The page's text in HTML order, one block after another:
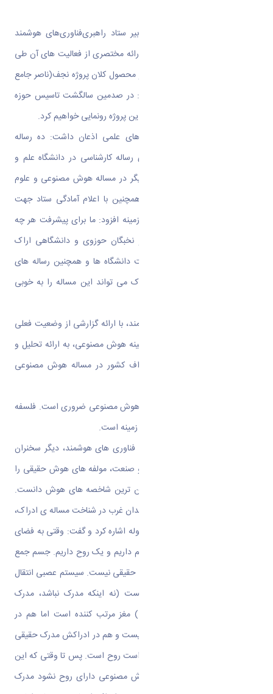
در ادامه دکتر محمدرضا قاسمی دبیر ستاد راهبری‌فناوری‌های هوشمند
حوزه های علمیه، با معرفی ستاد و ارائه مختصری از فعالیت های آن طی
سال های گذشته به اهداف ستاد در محصول کلان پروژه نجف(ناصر جامع
فقیه) اشاره نمود و خاطر نشان کرد: در صدمین سالگشت تاسیس حوزه
علمیه قم از محصولات جدیدتری از این پروژه رونمایی خواهیم کرد.
ایشان در خصوص تدوین رساله های علمی اذعان داشت: ده رساله
دکتری، سی رساله ارشد و تعدادی رساله کارشناسی در دانشگاه علم و
صنعت و بعضی از دانشگاه های دیگر در مساله هوش مصنوعی و علوم
اسلامی در حال نگارش است. او همچنین با اعلام آمادگی ستاد جهت
حمایت راهبردی از نخبگان در این زمینه افزود: ما برای پیشرفت هر چه
بیشتر در مقوله هوش مصنوعی از نخبگان حوزوی و دانشگاهی اراک
دعوت می کنیم چرا که قطعا ظرفیت دانشگاه ها و همچنین رساله های
سطح ۳ و سطح ۴ حوزه علمیه اراک می تواند این مساله را به خوبی
دبیر ستاد راهبری فناوری های هوشمند، با ارائه گزارشی از وضعیت فعلی
کشور و چشم انداز مطلوب ما در زمینه هوش مصنوعی، به ارائه تحلیل و
راهکارهایی جهت دستیابی به اهداف کشور در مساله هوش مصنوعی
پرداختن به مسائل علمی و بنیادین هوش مصنوعی ضروری است. فلسفه
اسلامی پاسخگوی نیازهای ما در این زمینه است.
همچنین معاون علمی ستاد راهبری فناوری های هوشمند، دیگر سخنران
این میزگرد، با تشریح پیوند هوش و صنعت، مولفه های هوش حقیقی را
برشمرد و مساله ادراک را از بنیادین ترین شاخصه های هوش دانست.
وی با اشاره به شائبه و ابهام اندیشمندان غرب در شناخت مساله ی ادراک،
به مباحث فلسفه اسلامی در این مقوله اشاره کرد و گفت: وقتی به فضای
فلسفه اسلامی می آییم ما یک جسم داریم و یک روح داریم. جسم جمع
کننده و دریافت کننده است و مُدرک حقیقی نیست. سیستم عصبی انتقال
دهنده است اما مُدرک حقیقی نیست (نه اینکه مدرک نباشد، مدرک
هست منتها مدرک حقیقی نیست.) مغز مرتب کننده است اما هم در
مرتب کردنش مرتب کننده حقیقی نیست و هم در ادراکش مدرک حقیقی
نیست؛ آن چیزی که مدرک حقیقی است روح است. پس تا وقتی که این
شیء که اسمش را گذاشته ام هوش مصنوعی دارای روح نشود مدرک